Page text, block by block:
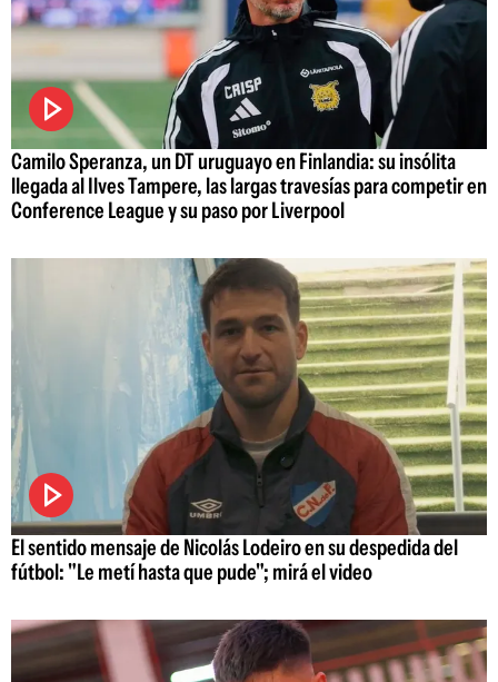
Camilo Speranza, un DT uruguayo en Finlandia: su insólita
llegada al Ilves Tampere, las largas travesías para competir en
Conference League y su paso por Liverpool
El sentido mensaje de Nicolás Lodeiro en su despedida del
fútbol: "Le metí hasta que pude"; mirá el video